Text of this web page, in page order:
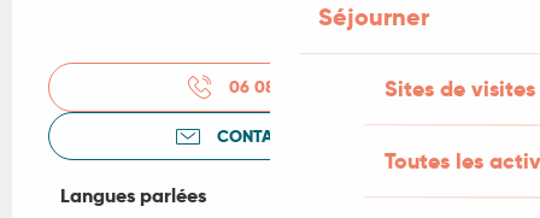
Séjourner
Sites de visites
Toutes les
06 08 28 67
CONTACTEZ-NOUS
Langues parlées
Langues parlées